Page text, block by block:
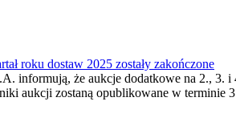
roku dostaw 2025 zostały zakończone
informują, że aukcje dodatkowe na 2.,
aukcji zostaną opublikowane w terminie